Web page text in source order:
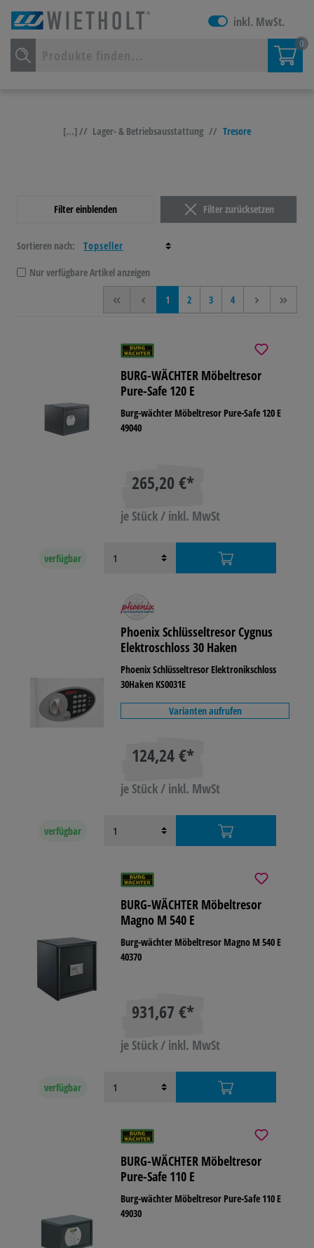
inkl. MwSt.
0
[...] // Lager- & Betriebsausstattung // Tresore
Filter einblenden Filter zurücksetzen
Sortieren nach:
Nur verfügbare Artikel anzeigen
<< < 1 2 3 4 > >>
BURG-WÄCHTER Möbeltresor
Pure-Safe 120 E
Burg-wächter Möbeltresor Pure-Safe 120 E
49040
265,20 €*
je Stück / inkl. MwSt
verfügbar
Phoenix Schlüsseltresor Cygnus
Elektroschloss 30 Haken
Phoenix Schlüsseltresor Elektronikschloss
30Haken KS0031E
Varianten aufrufen
124,24 €*
je Stück / inkl. MwSt
verfügbar
BURG-WÄCHTER Möbeltresor
Magno M 540 E
Burg-wächter Möbeltresor Magno M 540 E
40370
931,67 €*
je Stück / inkl. MwSt
verfügbar
BURG-WÄCHTER Möbeltresor
Pure-Safe 110 E
Burg-wächter Möbeltresor Pure-Safe 110 E
49030